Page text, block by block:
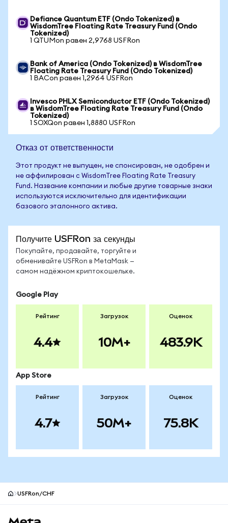
Defiance Quantum ETF (Ondo Tokenized) в
WisdomTree Floating Rate Treasury Fund (Ondo
Tokenized)
1 QTUMon равен 2,9768 USFRon
Bank of America (Ondo Tokenized) в WisdomTree
Floating Rate Treasury Fund (Ondo Tokenized)
1 BACon равен 1,2964 USFRon
Invesco PHLX Semiconductor ETF (Ondo Tokenized)
в WisdomTree Floating Rate Treasury Fund (Ondo
Tokenized)
1 SOXQon равен 1,8880 USFRon
Отказ от ответственности
Этот продукт не выпущен, не спонсирован, не одобрен и
не аффилирован с WisdomTree Floating Rate Treasury
Fund. Название компании и любые другие товарные знаки
используются исключительно для идентификации
базового эталонного актива.
Получите USFRon за секунды
Покупайте, продавайте, торгуйте и
обменивайте USFRon в MetaMask —
самом надёжном криптокошельке.
Google Play
Рейтинг
4.4
Загрузок
10M+
Оценок
483.9K
App Store
Рейтинг
4.7
Загрузок
50M+
Оценок
75.8K
USFRon/CHF